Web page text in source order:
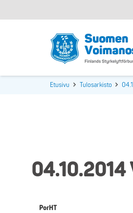
Etusivu Tulosarkisto
04.10.2014
PorHT